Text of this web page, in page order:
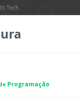
Tech.
Programação